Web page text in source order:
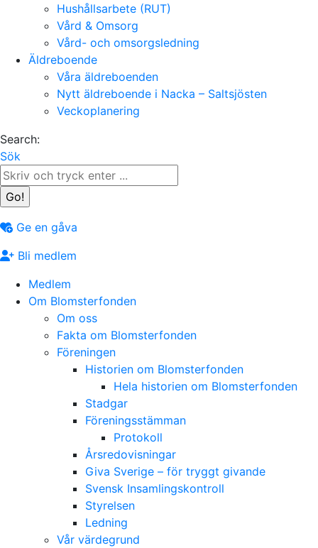
Hushållsarbete (RUT)
Vård & Omsorg
Vård- och omsorgsledning
Äldreboende
Våra äldreboenden
Nytt äldreboende i Nacka – Saltsjösten
Veckoplanering
Search:
Sök
Ge en gåva
Bli medlem
Medlem
Om Blomsterfonden
Om oss
Fakta om Blomsterfonden
Föreningen
Historien om Blomsterfonden
Hela historien om Blomsterfonden
Stadgar
Föreningsstämman
Protokoll
Årsredovisningar
Giva Sverige – för tryggt givande
Svensk Insamlingskontroll
Styrelsen
Ledning
Vår värdegrund